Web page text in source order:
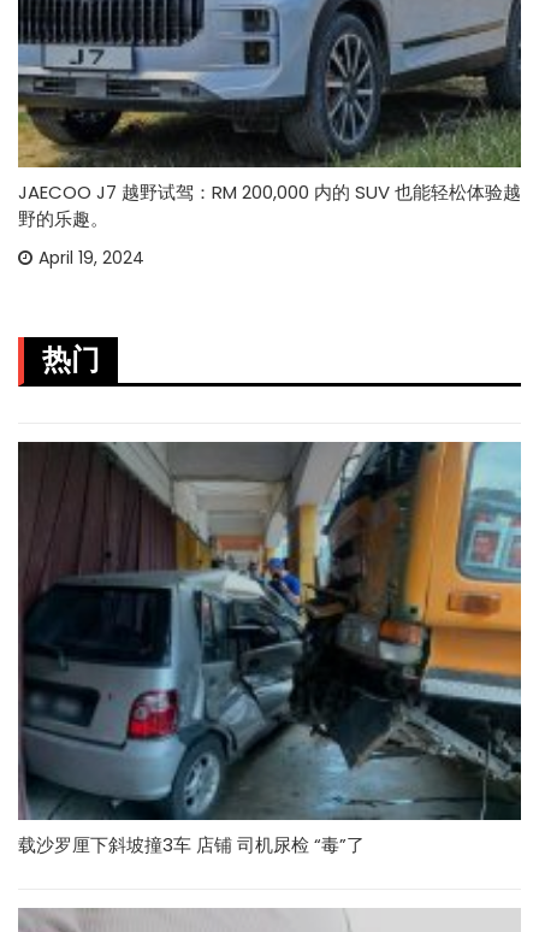
JAECOO J7 越野试驾：RM 200,000 内的 SUV 也能轻松体验越
野的乐趣。
April 19, 2024
热门
载沙罗厘下斜坡撞3车 店铺 司机尿检 “毒”了